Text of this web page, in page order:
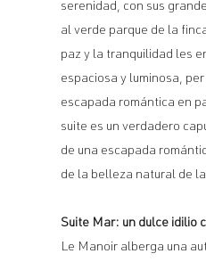
serenidad, con sus
al verde parque de la
paz y la tranquilidad les
espaciosa y luminosa,
escapada romántica en
suite es un verdadero
de una escapada
de la belleza natural de
Suite Mar: un dulce idilio
Le Manoir alberga una